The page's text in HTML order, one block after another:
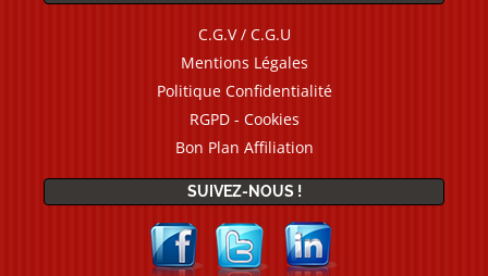
C.G.V / C.G.U
Mentions Légales
Politique Confidentialité
RGPD - Cookies
Bon Plan Affiliation
SUIVEZ-NOUS !